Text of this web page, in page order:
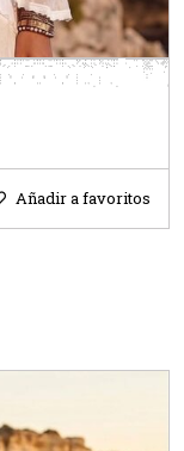
Añadir a favoritos